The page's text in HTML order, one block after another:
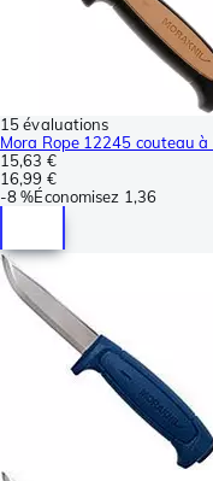
15 évaluations
Mora Rope 12245 couteau
15,63 €
16,99 €
-8 %Économisez 1,36